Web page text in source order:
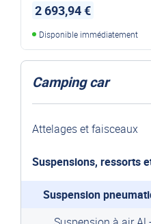
2 693,94 €
Disponible immédiatement
Camping car
Attelages et faisceaux
Suspensions, ressorts
Suspension